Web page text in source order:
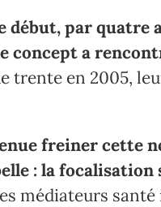
début, par quatre
concept a
trente en 2005,
freiner cette
: la
médiateurs